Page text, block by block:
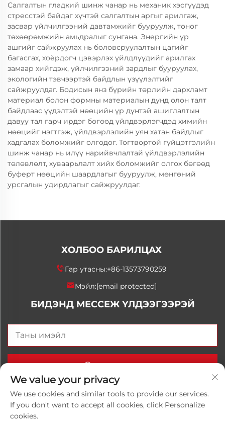
Салгалтын гладкий шинж чанар нь механик хэсгүүдэд
стресстэй байдаг хүчтэй салгалтын аргыг арилгаж,
засвар үйлчилгээний давтамжийг бууруулж, тоног
төхөөрөмжийн амьдралыг сунгана. Энергийн үр
ашгийг сайжруулах нь боловсруулалтын цагийг
багасгах, хоёрдогч цэвэрлэх үйлдлүүдийг арилгах
замаар хийгдэж, үйлчилгээний зардлыг бууруулах,
экологийн тэвчээртэй байдлын үзүүлэлтийг
сайжруулдаг. Бодисын янз бүрийн төрлийн дархламт
материал болон формны материалын дунд олон талт
байдлаас үүдэлтэй нөөцийн үр дүнтэй ашиглалтын
давуу тал гарч ирдэг бөгөөд үйлдвэрлэгчдэд химийн
нөөцийг нэгтгэж, үйлдвэрлэлийн уян хатан байдлыг
хадгалах боломжийг олгодог. Тогтвортой гүйцэтгэлийн
шинж чанар нь илүү нарийвчлалтай үйлдвэрлэлийн
төлөвлөлт, хуваарьлалт хийх боломжийг олгох бөгөөд
буферт нөөцийн шаардлагыг бууруулж, мөнгөний
урсгалын удирдлагыг сайжруулдаг.
ХОЛБОО БАРИЛЦАХ
Гар утасны:+86-13573790259
Мэйл:[email protected]
БИДЭНД МЕССЕЖ ҮЛДЭЭГЭЭРЭЙ
Одоо илгээх
Хуульчийн эрх © 2025 Орос Улаанхангай Луванхонг
We value your privacy
We use cookies and similar tools to provide our services.
If you don't want to accept all cookies, click Personalize
cookies.